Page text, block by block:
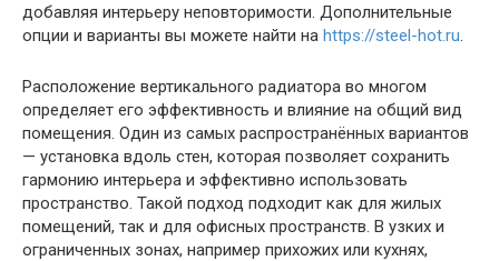
добавляя интерьеру неповторимости. Дополнительные
опции и варианты вы можете найти на https://steel-hot.ru.
Расположение вертикального радиатора во многом
определяет его эффективность и влияние на общий вид
помещения. Один из самых распространённых вариантов
— установка вдоль стен, которая позволяет сохранить
гармонию интерьера и эффективно использовать
пространство. Такой подход подходит как для жилых
помещений, так и для офисных пространств. В узких и
ограниченных зонах, например прихожих или кухнях,